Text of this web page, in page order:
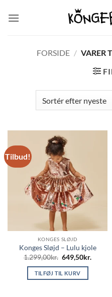
FORSIDE / VARER
Tilbud!
KONGES SLØJD
Konges Sløjd – Lulu kjole
1.299,00kr. Den
oprindelige
pris
var:
649,50kr.
TILFØJ TIL KURV